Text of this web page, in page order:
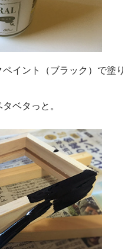
イント（ブラック）で塗り
ベタっと。